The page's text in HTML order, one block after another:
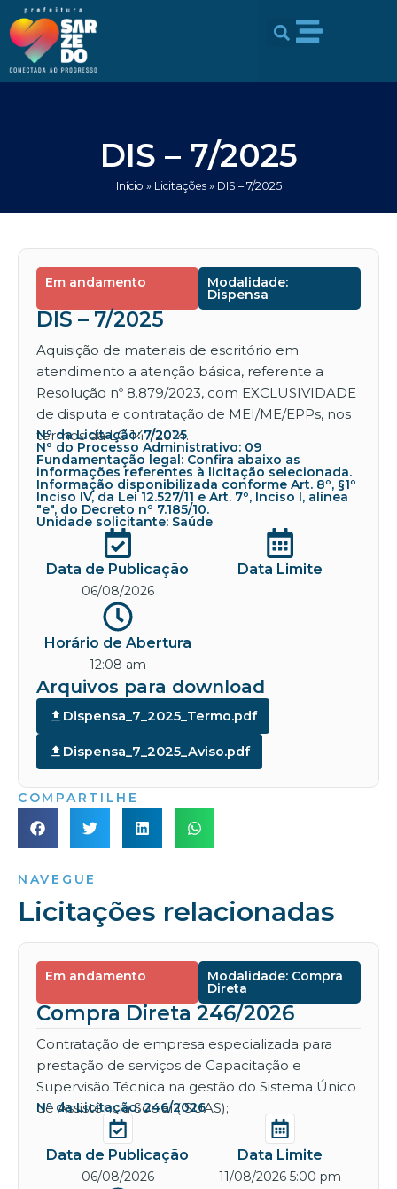
conteúdo
para
conteúdo
DIS – 7/2025
Início » Licitações» DIS – 7/2025
Em andamento Modalidade:
Dispensa
DIS – 7/2025
Aquisição de materiais de escritório em
atendimento a atenção básica, referente a
Resolução nº 8.879/2023, com EXCLUSIVIDADE
de disputa e contratação de MEI/ME/EPPs, nos
termos da LC 147/2014.
Nº da Licitação: 7/2025
Nº do Processo Administrativo: 09
Fundamentação legal: Confira abaixo as
informações referentes à licitação selecionada.
Informação disponibilizada conforme Art. 8º, §1º
Inciso IV, da Lei 12.527/11 e Art. 7º, Inciso I, alínea
"e", do Decreto nº 7.185/10.
Unidade solicitante: Saúde
Data de Publicação
06/08/2026
Data Limite
Horário de Abertura
12:08 am
Arquivos para download
Dispensa_7_2025_Termo.pdf
Dispensa_7_2025_Aviso.pdf
COMPARTILHE
NAVEGUE
Licitações relacionadas
Em andamento Modalidade: Compra
Direta
Compra Direta 246/2026
Contratação de empresa especializada para
prestação de serviços de Capacitação e
Supervisão Técnica na gestão do Sistema Único
de Assistência Social ( SUAS);
Nº da Licitação: 246/2026
Data de Publicação
06/08/2026
Data Limite
11/08/2026 5:00 pm